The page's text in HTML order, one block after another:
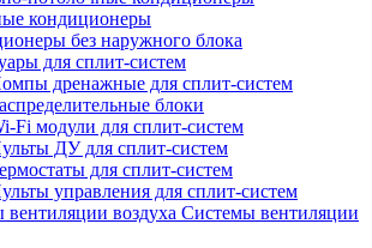
кондиционеры
без наружного блока
для сплит-систем
дренажные для сплит-систем
блоки
Fi модули для сплит-систем
ДУ для сплит-систем
для сплит-систем
управления для сплит-систем
Системы вентиляции